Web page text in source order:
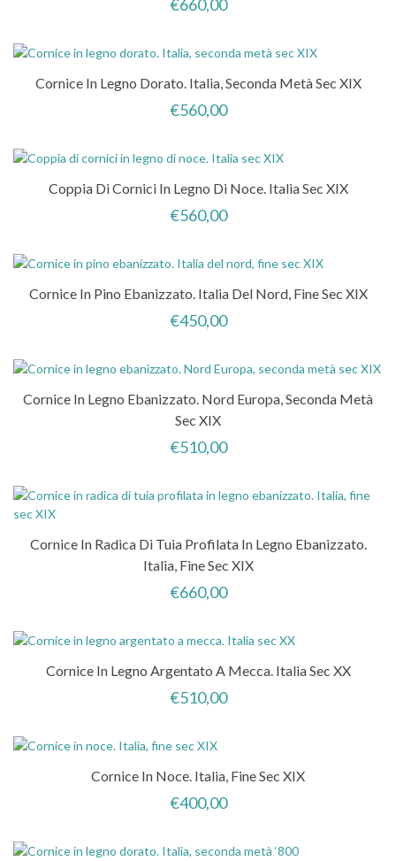
€660,00
Cornice In Legno Dorato. Italia, Seconda Metà Sec XIX
€560,00
Coppia Di Cornici In Legno Di Noce. Italia Sec XIX
€560,00
Cornice In Pino Ebanizzato. Italia Del Nord, Fine Sec XIX
€450,00
Cornice In Legno Ebanizzato. Nord Europa, Seconda Metà
Sec XIX
€510,00
Cornice In Radica Di Tuia Profilata In Legno Ebanizzato.
Italia, Fine Sec XIX
€660,00
Cornice In Legno Argentato A Mecca. Italia Sec XX
€510,00
Cornice In Noce. Italia, Fine Sec XIX
€400,00